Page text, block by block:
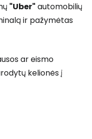
"Uber" automobilių
ir pažymėtas
ar eismo
kelionės į